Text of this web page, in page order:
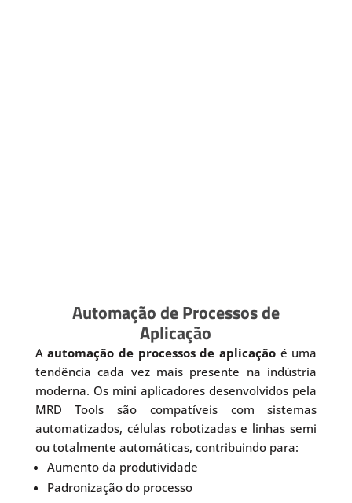
Automação de Processos de
Aplicação
Aautomação de processos de aplicaçãoé uma
tendência cada vez mais presente na indústria
moderna. Os mini aplicadores desenvolvidos pela
MRD Tools são compatíveis com sistemas
automatizados, células robotizadas e linhas semi
ou totalmente automáticas, contribuindo para:
Aumento da produtividade
Padronização do processo